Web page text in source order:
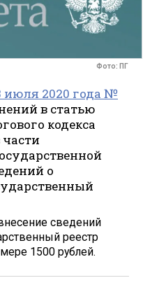
Фото: ПГ
июля 2020 года №
в статью
кодекса
о
сведений
реестр
1500 рублей.